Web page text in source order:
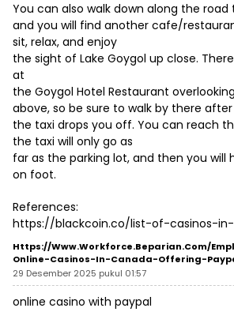
You can also walk down along the road
and you will find another cafe/
sit, relax, and enjoy
the sight of Lake Goygol up close.
at
the Goygol Hotel Restaurant
above, so be sure to walk by there after
the taxi drops you off. You can reach
the taxi will only go as
far as the parking lot, and then you will
on foot.
References:
https://blackcoin.co/list-of-casinos-
Https://www.workforce.beparian.com/
Online-Casinos-In-Canada-Offering-
29 Desember 2025 pukul 01:57
online casino with paypal